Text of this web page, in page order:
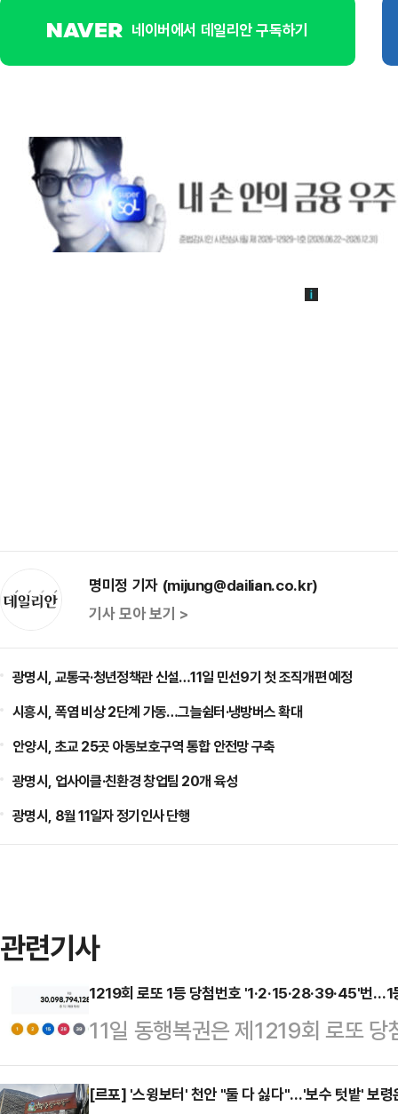
네이버에서 데일리안 구독하기
명미정 기자 (mijung@dailian.co.kr)
기사 모아 보기 >
광명시, 교통국·청년정책관 신설…11일 민선9기 첫 조직개편 예정
시흥시, 폭염 비상 2단계 가동…그늘쉼터·냉방버스 확대
안양시, 초교 25곳 아동보호구역 통합 안전망 구축
광명시, 업사이클·친환경 창업팀 20개 육성
광명시, 8월 11일자 정기인사 단행
관련기사
1219회 로또 1등 당첨번호 '1·2·15·28·39·45'번…1
11일 동행복권은 제1219회 로또
밝혔다. 보너스 번호는 31번이다.
12명으로, 각각 25억823만원씩
[르포] '스윙보터' 천안 "둘 다 싫다"…'보수 텃밭' 보령